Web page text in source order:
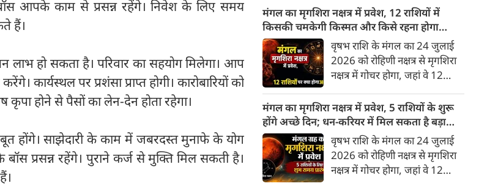
बॉस आपके काम से प्रसन्न रहेंगे। निवेश के लिए समय
हैं।
लाभ हो सकता है। परिवार का सहयोग मिलेगा। आप
कार्यस्थल पर प्रशंसा प्राप्त होगी। कारोबारियों को
कृपा होने से पैसों का लेन-देन होता रहेगा।
होंगे। साझेदारी के काम में जबरदस्त मुनाफे के योग
प्रसन्न रहेंगे। पुराने कर्ज से मुक्ति मिल सकती है।
में एक बड़ा हलचल भरा मोड़ आ चुका
है- बुध ग्रह अपनी ही प्रिय राशि मिथुन
में सीधे (मार्गी) चलने लगे हैं। अब जब
बुद्धि और संवाद का कारक ग्रह सीधी
चाल चलेगा, तो जाहिर है आपकी
सोच, बातचीत और फैसलों की रफ्तार
भी बदल जाएगी।
मंगल का मृगशिरा नक्षत्र में प्रवेश, 12 राशियों में
किसकी चमकेगी किस्मत और किसे रहना होगा
सावधान?
वृषभ राशि के मंगल का 24 जुलाई
2026 को रोहिणी नक्षत्र से मृगशिरा
नक्षत्र में गोचर होगा, जहां वे 12
परिवर्तन के चलते मेष से लेकर मीन
तक किन राशियों के लिए शुभ और
किनके लिए है अशुभ। ज्योतिष शास्त्र
में मंगल को ऊर्जा, साहस, पराक्रम
और भूमि का कारक माना गया है,
जबकि मृगशिरा नक्षत्र के स्वामी स्वयं
मंगल का मृगशिरा नक्षत्र में प्रवेश, 5 राशियों के शुरू
होंगे अच्छे दिन; धन-करियर में मिल सकता है बड़ा
लाभ
वृषभ राशि के मंगल का 24 जुलाई
2026 को रोहिणी नक्षत्र से मृगशिरा
नक्षत्र में गोचर होगा, जहां वे 12